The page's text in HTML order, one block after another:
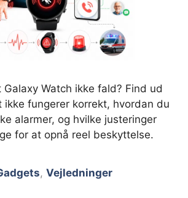
Galaxy Watch ikke fald? Find ud
ikke fungerer korrekt, hvordan du
alarmer, og hvilke justeringer
for at opnå reel beskyttelse.
,Vejledninger